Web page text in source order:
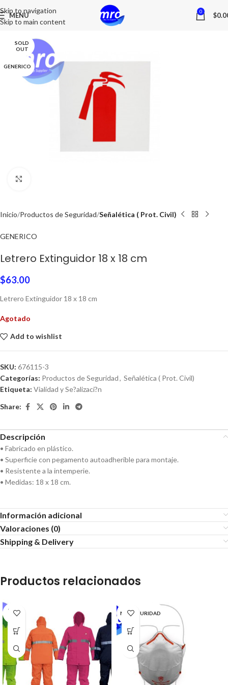
Skip to navigation
Skip to main content
MENU 0 $
SOLD
OUT
GENERICO
Inicio Productos de Seguridad Señalética ( Prot. Civil)
GENERICO
Letrero Extinguidor 18 x 18 cm
$63.00
Letrero Extinguidor 18 x 18 cm
Agotado
Add to wishlist
SKU: 676115-3
Categorías: Productos de Seguridad, Señalética ( Prot. Civil)
Etiqueta: Vialidad y Se?alizaci?n
Share:
Descripción
• Fabricado en plástico.
• Superficie con pegamento autoadherible para montaje.
• Resistente a la intemperie.
• Medidas: 18 x 18 cm.
Información adicional
Valoraciones (0)
Shipping & Delivery
Productos relacionados
SOLD
OUT
MR SEGURIDAD